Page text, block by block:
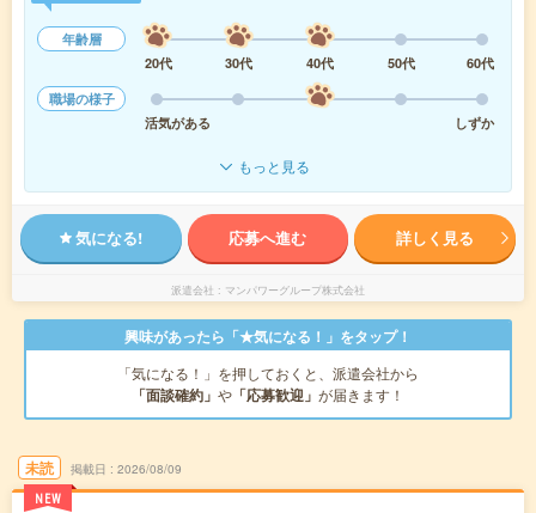
年齢層
20代
30代 40代 50代
60代
職場の様子
活気がある
しずか
もっと見る
気になる! 応募へ進む 詳しく見る
派遣会社 マンパワーグループ株式会社
興味があったら「★気になる！」をタップ！
「気になる！」を押しておくと、派遣会社から
「面談確約」 や 「応募歓迎」 が届きます！
未読
NEW
掲載日 2026/08/09